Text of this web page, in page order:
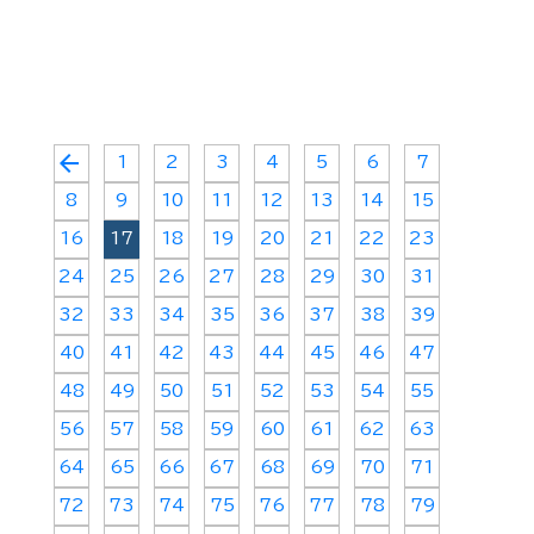
arrow_back 1 2 3 4 5 6 7
8 9 10 11 12 13 14 15
16 17 18 19 20 21 22 23
24 25 26 27 28 29 30 31
32 33 34 35 36 37 38 39
40 41 42 43 44 45 46 47
48 49 50 51 52 53 54 55
56 57 58 59 60 61 62 63
64 65 66 67 68 69 70 71
72 73 74 75 76 77 78 79